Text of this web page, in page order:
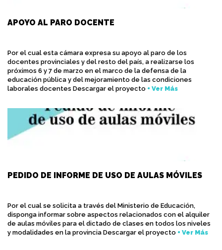
APOYO AL PARO DOCENTE
Por el cual esta cámara expresa su apoyo al paro de los
docentes provinciales y del resto del país, a realizarse los
próximos 6 y 7 de marzo en el marco de la defensa de la
educación pública y del mejoramiento de las condiciones
laborales docentes Descargar el proyecto + Ver Más
PEDIDO DE INFORME DE USO DE AULAS MÓVILES
Por el cual se solicita a través del Ministerio de Educación,
disponga informar sobre aspectos relacionados con el alquiler
de aulas móviles para el dictado de clases en todos los niveles
y modalidades en la provincia Descargar el proyecto + Ver Más